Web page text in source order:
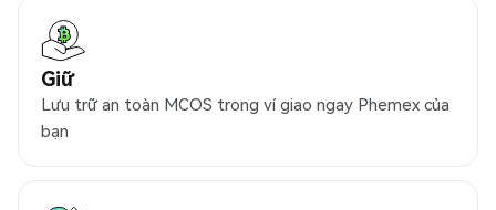
Giữ
Lưu trữ an toàn MCOS trong ví giao ngay Phemex của
bạn